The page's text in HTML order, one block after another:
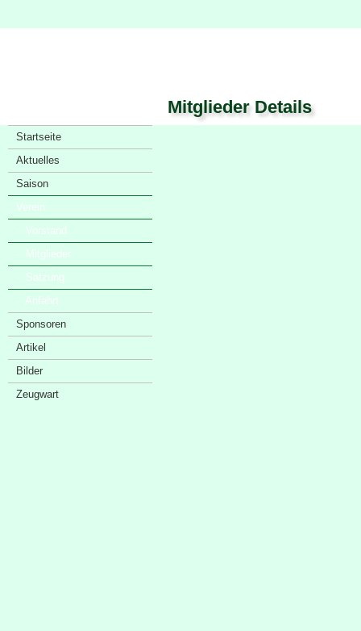
Mitglieder Details
Startseite
Aktuelles
Saison
Verein
· Vorstand
· Mitglieder
· Satzung
· Anfahrt
Sponsoren
Artikel
Bilder
Zeugwart